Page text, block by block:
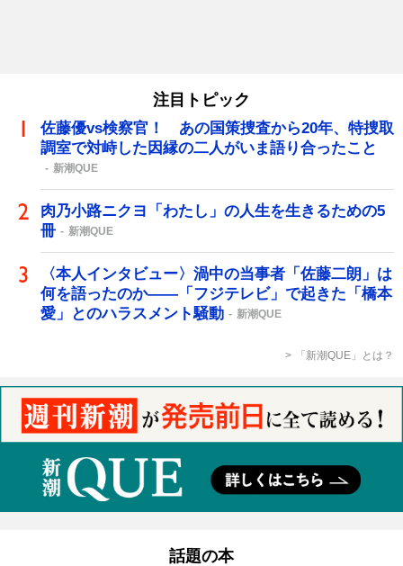
注目トピック
佐藤優vs検察官！ あの国策捜査から20年、特捜取
調室で対峙した因縁の二人がいま語り合ったこと
新潮QUE
肉乃小路ニクヨ「わたし」の人生を生きるための5
冊
新潮QUE
〈本人インタビュー〉渦中の当事者「佐藤二朗」は
何を語ったのか――「フジテレビ」で起きた「橋本
愛」とのハラスメント騒動
新潮QUE
「新潮QUE」とは？
話題の本